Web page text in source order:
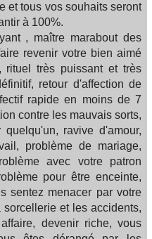
et tous vos souhaits seront
à 100%.
, maître marabout des
revenir votre bien aimé
très puissant et très
retour d'affection de
rapide en moins de 7
contre les mauvais sorts,
ravive d'amour,
problème de mariage,
avec votre patron
pour être enceinte,
sentez menacer par votre
et les accidents,
devenir riche, vous